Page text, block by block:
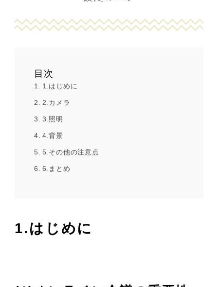
目次
1.はじめに
2.カメラ
3.照明
4.背景
5.その他の注意点
6.まとめ
1.はじめに